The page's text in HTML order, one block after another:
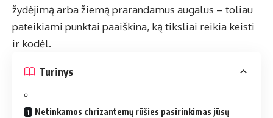
žydėjimą arba žiemą prarandamus augalus – toliau
pateikiami punktai paaiškina, ką tiksliai reikia keisti
ir kodėl.
Turinys
Netinkamos chrizantemų rūšies pasirinkimas jūsų